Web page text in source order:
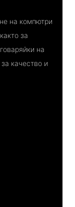
на компютри
за
на
качество и